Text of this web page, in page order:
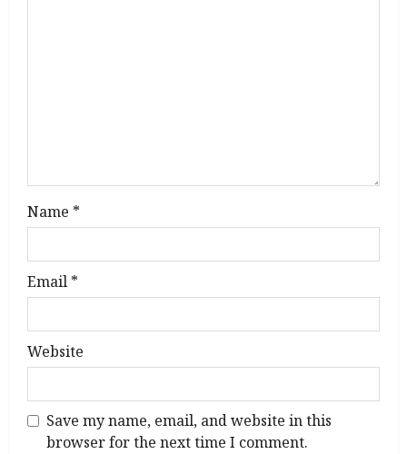
n
Name *
Email *
Website
Save my name, email, and website in this
browser for the next time I comment.